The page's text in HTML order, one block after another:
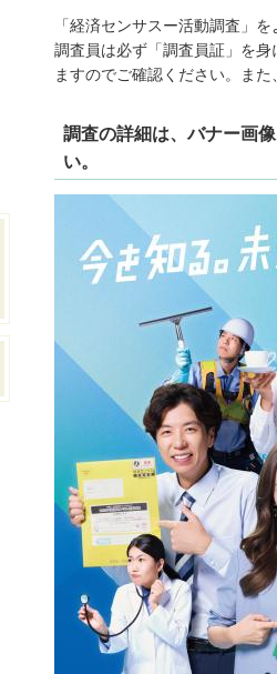
「経済センサスー活動調査」
調査員は必ず「調査員証」を
ますのでご確認ください。ま
調査の詳細は、バナー画
い。